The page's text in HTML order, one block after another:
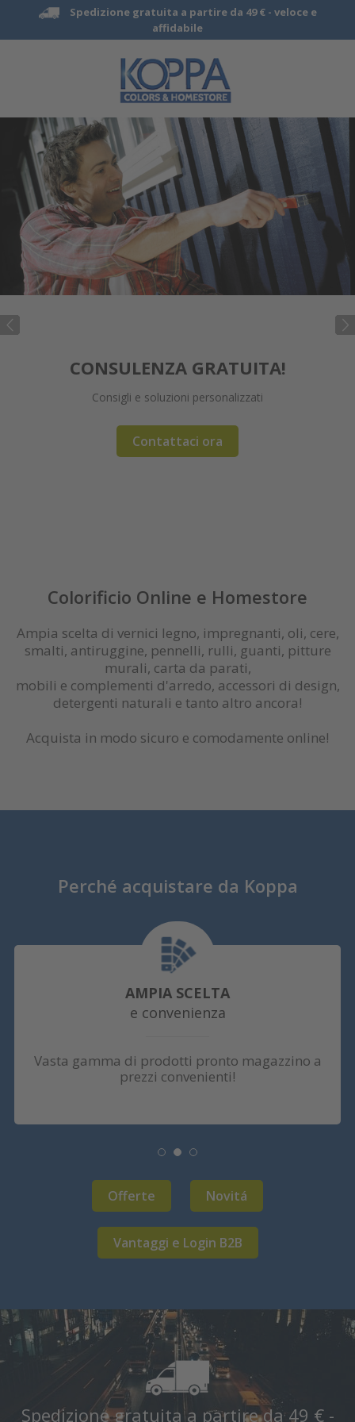
Spedizione gratuita a partire da 49 € - veloce e
affidabile
Maggiori informazioni
Approffita ora!
Finitura Extreme
Vernici superior
CONSULENZA GRATUITA!
Consigli e soluzioni personalizzati
Contattaci ora
Vernici a lunga durata
Ordina ora
Detergenti naturali
Rinnovo e restauro
Pitture e silicati
OUTLET
Le ultime tendenze e outlet!
Vernici spray innovativi
Pennelli e plafoni
Colorificio Online e Homestore
Ampia scelta di vernici legno, impregnanti, oli, cere,
smalti, antiruggine, pennelli, rulli, guanti, pitture
murali, carta da parati,
mobili e complementi d'arredo, accessori di design,
detergenti naturali e tanto altro ancora!
Acquista in modo sicuro e comodamente online!
Perché acquistare da Koppa
AMPIA SCELTA
e convenienza
Vasta gamma di prodotti pronto magazzino a
prezzi convenienti!
Offerte Novitá
Vantaggi e Login B2B
Spedizione gratuita a partire da 49 € -